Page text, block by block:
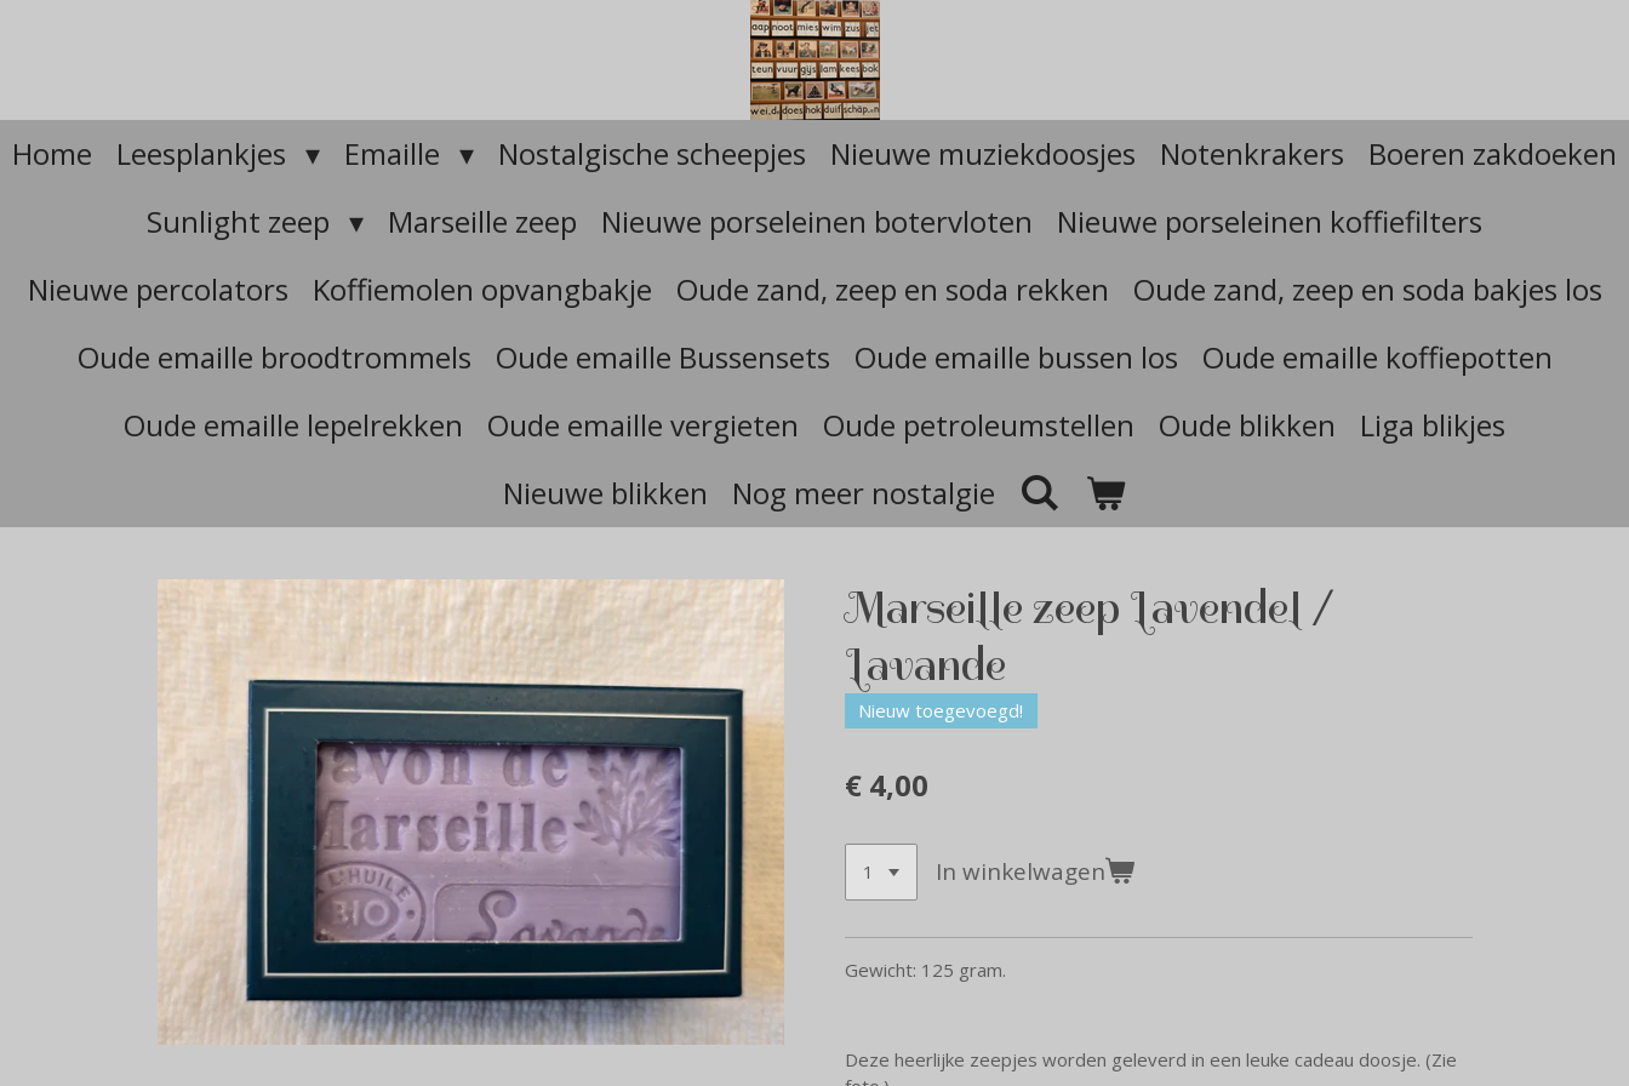
Home Leesplankjes Emaille Nostalgische scheepjes Nieuwe muziekdoosjes Notenkrakers
Boeren zakdoeken
Sunlight zeep
Marseille zeep Nieuwe porseleinen botervloten
Nieuwe porseleinen koffiefilters
Nieuwe percolators
Koffiemolen opvangbakje Oude zand, zeep en soda rekken
Oude zand, zeep en soda bakjes los
Oude emaille broodtrommels
Oude emaille Bussensets Oude emaille bussen los
Oude emaille koffiepotten
Oude emaille lepelrekken
Oude emaille vergieten Oude petroleumstellen Oude blikken
Liga blikjes
Nieuwe blikken
Nog meer nostalgie
Marseille zeep Lavendel /
Lavande
Nieuw toegevoegd!
€ 4,00
In winkelwagen
Gewicht: 125 gram.
Deze heerlijke zeepjes worden geleverd in een leuke cadeau doosje. (Zie